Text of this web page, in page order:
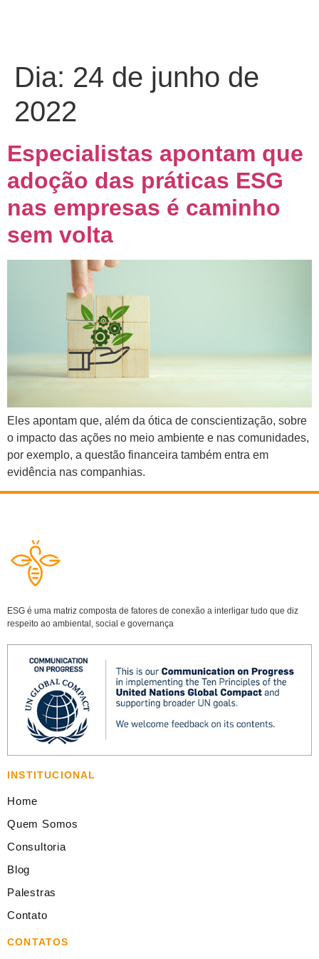
Dia: 24 de junho de
2022
Especialistas apontam que
adoção das práticas ESG
nas empresas é caminho
sem volta
Eles apontam que, além da ótica de conscientização, sobre
o impacto das ações no meio ambiente e nas comunidades,
por exemplo, a questão financeira também entra em
evidência nas companhias.
ESG é uma matriz composta de fatores de conexão a interligar tudo que diz
respeito ao ambiental, social e governança
INSTITUCIONAL
Home
Quem Somos
Consultoria
Blog
Palestras
Contato
CONTATOS